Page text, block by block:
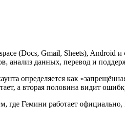
(Docs, Gmail, Sheets), Android и
анализ данных, перевод и
определяется как
а вторая половина видит
Гемини работает официально,